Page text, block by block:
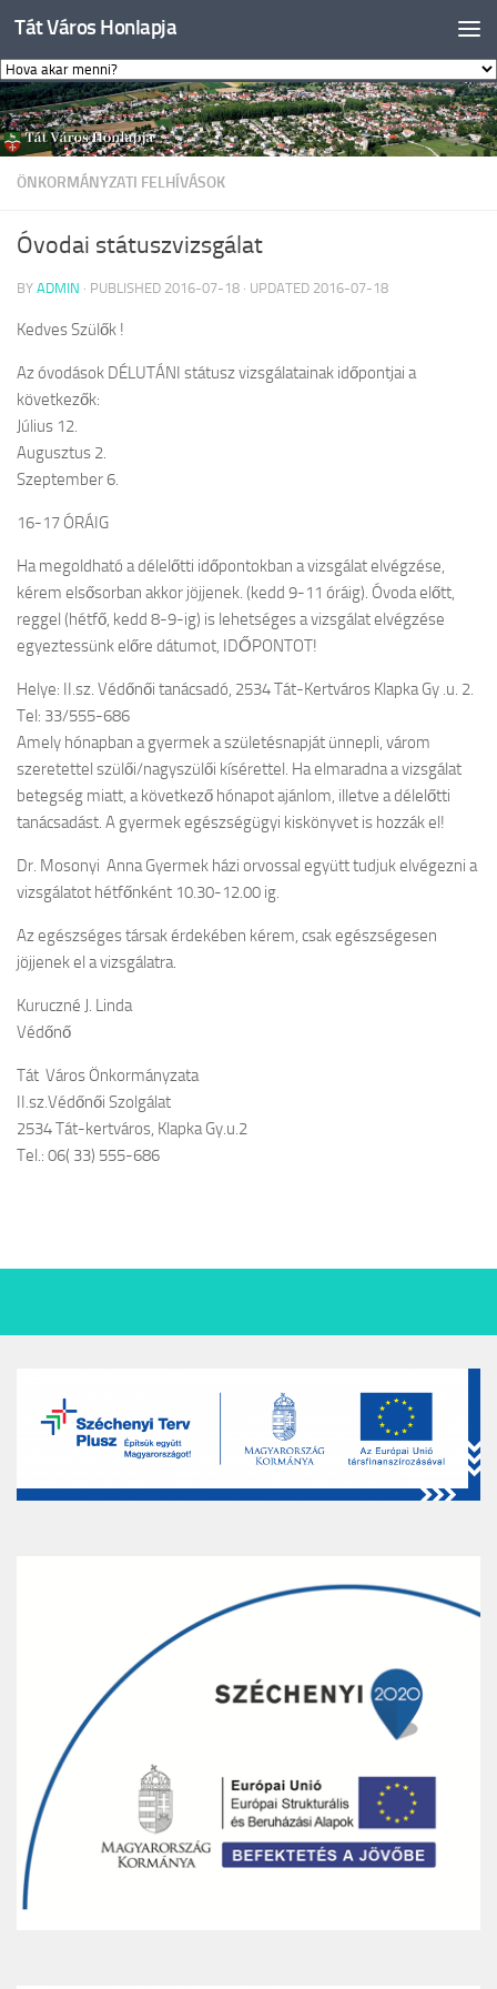
Skip to content
Tát Város Honlapja
ÖNKORMÁNYZATI FELHÍVÁSOK
Óvodai státuszvizsgálat
BY ADMIN · PUBLISHED 2016-07-18 · UPDATED 2016-07-18
Kedves Szülők !
Az óvodások DÉLUTÁNI státusz vizsgálatainak időpontjai a
következők:
Július 12.
Augusztus 2.
Szeptember 6.
16-17 ÓRÁIG
Ha megoldható a délelőtti időpontokban a vizsgálat elvégzése,
kérem elsősorban akkor jöjjenek. (kedd 9-11 óráig). Óvoda előtt,
reggel (hétfő, kedd 8-9-ig) is lehetséges a vizsgálat elvégzése
egyeztessünk előre dátumot, IDŐPONTOT!
Helye: II.sz. Védőnői tanácsadó, 2534 Tát-Kertváros Klapka Gy .u. 2.
Tel: 33/555-686
Amely hónapban a gyermek a születésnapját ünnepli, várom
szeretettel szülői/nagyszülői kísérettel. Ha elmaradna a vizsgálat
betegség miatt, a következő hónapot ajánlom, illetve a délelőtti
tanácsadást. A gyermek egészségügyi kiskönyvet is hozzák el!
Dr. Mosonyi Anna Gyermek házi orvossal együtt tudjuk elvégezni a
vizsgálatot hétfőnként 10.30-12.00 ig.
Az egészséges társak érdekében kérem, csak egészségesen
jöjjenek el a vizsgálatra.
Kuruczné J. Linda
Védőnő
Tát Város Önkormányzata
II.sz.Védőnői Szolgálat
2534 Tát-kertváros, Klapka Gy.u.2
Tel.: 06( 33) 555-686